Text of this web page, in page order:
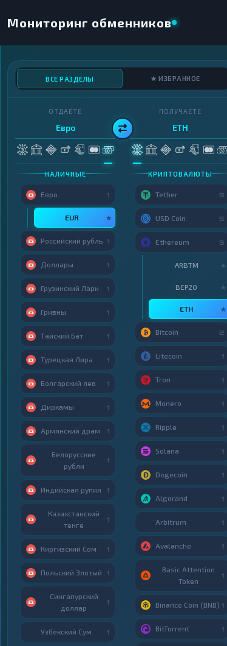
Мониторинг обменников
ВСЕ РАЗДЕЛЫ ★ ИЗБРАННОЕ
ОТДАЁТЕ
Евро
НАЛИЧНЫЕ
Евро 1
EUR ★
Российский рубль 1
Доллары 1
Грузинский Лари 1
Гривны 1
Тайский Бат 1
Турецкая Лира 1
Болгарский лев 1
Дирхамы 1
Армянский драм 1
Белорусские
рубли
1
Индийская рупия 1
Казахстанский
тенге
1
Киргизский Сом 1
Польский Злотый 1
Сингапурский
доллар
1
Узбекский Сум 1
ПОЛУЧАЕТЕ
ETH
КРИПТОВАЛЮТЫ
Tether 9
USD Coin 5
Ethereum 3
ARBTM ★
BEP20 ★
ETH ★
Bitcoin 2
Litecoin 1
Tron 1
Monero 1
Ripple 1
Solana 1
Dogecoin 1
Algorand 1
Arbitrum 1
Avalanche 1
Basic Attention
Token
1
Binance Coin (BNB) 1
BitTorrent 1